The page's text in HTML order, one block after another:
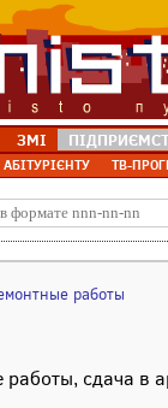
ЗМІ
АБІТУРІЄНТУ ТВ-
работы
сдача в